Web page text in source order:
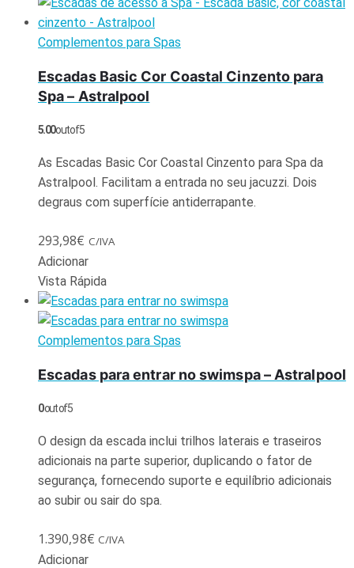
Complementos para Spas
Escadas Basic Cor Coastal Cinzento para
Spa – Astralpool
5.00out of 5
As Escadas Basic Cor Coastal Cinzento para Spa da
Astralpool. Facilitam a entrada no seu jacuzzi. Dois
degraus com superfície antiderrapante.
293,98€ C/IVA
Adicionar
Vista Rápida
Complementos para Spas
Escadas para entrar no swimspa – Astralpool
0out of 5
O design da escada inclui trilhos laterais e traseiros
adicionais na parte superior, duplicando o fator de
segurança, fornecendo suporte e equilíbrio adicionais
ao subir ou sair do spa.
1.390,98€ C/IVA
Adicionar